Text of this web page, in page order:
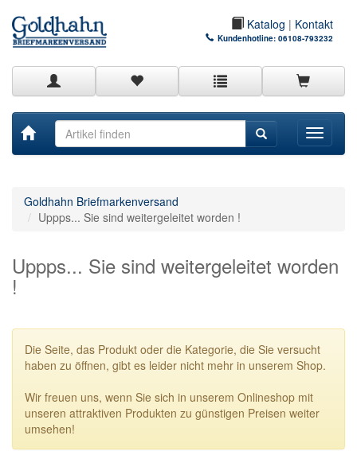
Katalog | Kontakt
Kundenhotline: 06108-793232
Toggle
Goldhahn Briefmarkenversand
Uppps... Sie sind weitergeleitet worden !
Uppps... Sie sind weitergeleitet worden
!
Die Seite, das Produkt oder die Kategorie, die Sie versucht
haben zu öffnen, gibt es leider nicht mehr in unserem Shop.
Wir freuen uns, wenn Sie sich in unserem Onlineshop mit
unseren attraktiven Produkten zu günstigen Preisen weiter
umsehen!